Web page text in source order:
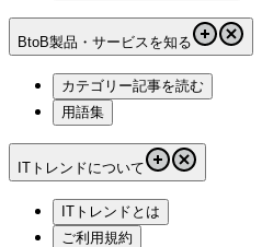
BtoB製品・サービスを知る
カテゴリー記事を読む
用語集
ITトレンドについて
ITトレンドとは
ご利用規約